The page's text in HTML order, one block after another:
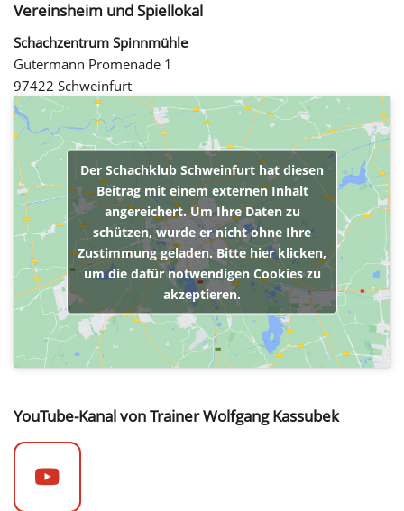
Vereinsheim und Spiellokal
Schachzentrum Spinnmühle
Gutermann Promenade 1
97422 Schweinfurt
Der Schachklub Schweinfurt hat diesen
Beitrag mit einem externen Inhalt
angereichert. Um Ihre Daten zu
schützen, wurde er nicht ohne Ihre
Zustimmung geladen. Bitte hier klicken,
um die dafür notwendigen Cookies zu
akzeptieren.
YouTube-Kanal von Trainer Wolfgang Kassubek